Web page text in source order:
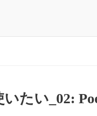
たい_02: